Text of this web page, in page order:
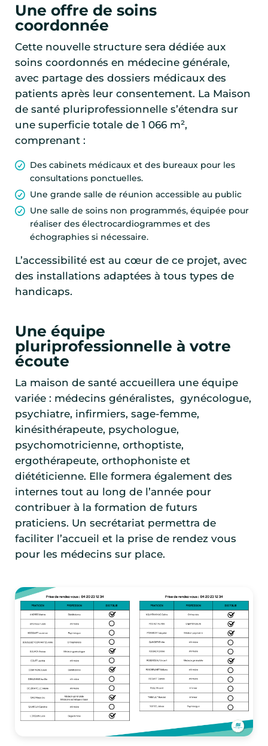
Une offre de soins
coordonnée
Cette nouvelle structure sera dédiée aux
soins coordonnés en médecine générale,
avec partage des dossiers médicaux des
patients après leur consentement. La Maison
de santé pluriprofessionnelle s’étendra sur
une superficie totale de 1 066 m²,
comprenant :
Des cabinets médicaux et des bureaux pour les
consultations ponctuelles.
Une grande salle de réunion accessible au public
Une salle de soins non programmés, équipée pour
réaliser des électrocardiogrammes et des
échographies si nécessaire.
L’accessibilité est au cœur de ce projet, avec
des installations adaptées à tous types de
handicaps.
Une équipe
pluriprofessionnelle à votre
écoute
La maison de santé accueillera une équipe
variée : médecins généralistes, gynécologue,
psychiatre, infirmiers, sage-femme,
kinésithérapeute, psychologue,
psychomotricienne, orthoptiste,
ergothérapeute, orthophoniste et
diététicienne. Elle formera également des
internes tout au long de l’année pour
contribuer à la formation de futurs
praticiens. Un secrétariat permettra de
faciliter l’accueil et la prise de rendez vous
pour les médecins sur place.